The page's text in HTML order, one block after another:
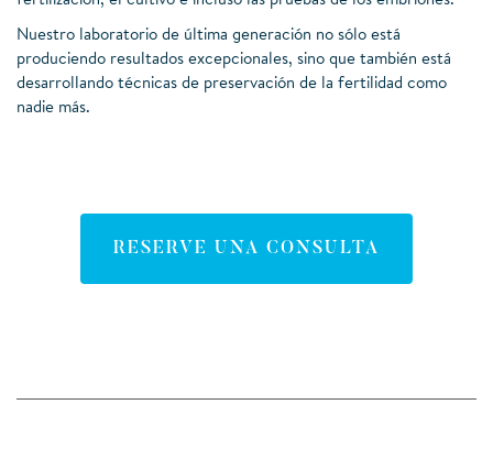
Nuestro laboratorio de última generación no sólo está
produciendo resultados excepcionales, sino que también está
desarrollando técnicas de preservación de la fertilidad como
nadie más.
RESERVE UNA CONSULTA